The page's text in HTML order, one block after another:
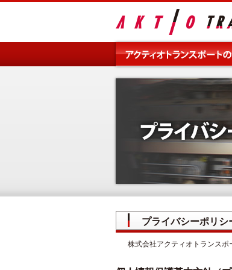
プライバシーポリシ
株式会社アクティオトランスポ